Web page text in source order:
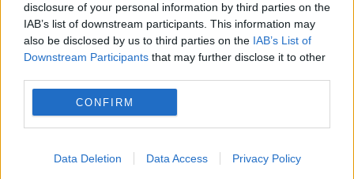
disclosure of your personal information by third parties on the
IAB’s list of downstream participants. This information may
also be disclosed by us to third parties on the IAB’s List of
Downstream Participants that may further disclose it to other
CONFIRM
Data Deletion Data Access Privacy Policy
Legea biodiversității a trecut de Comisia
Juridică și de Mediu. Tensiuni între AUR și
USR din cauza termenilor din proiect